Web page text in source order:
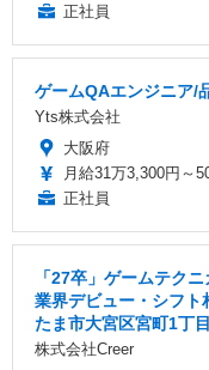
正社員
ゲームQAエンジニア/
Yts株式会社
大阪府
月給31万3,300円～
正社員
「27卒」ゲームテク
業界デビュー・シフト
たま市大宮区宮町1丁目
株式会社Creer